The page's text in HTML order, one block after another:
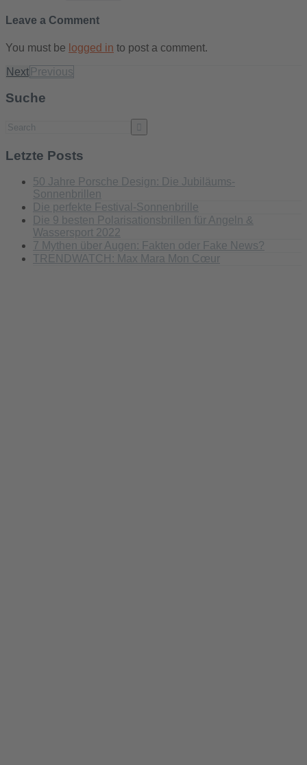
Leave a Comment
You must be logged in to post a comment.
Next Previous
Suche
Letzte Posts
50 Jahre Porsche Design: Die Jubiläums-
Sonnenbrillen
Die perfekte Festival-Sonnenbrille
Die 9 besten Polarisationsbrillen für Angeln &
Wassersport 2022
7 Mythen über Augen: Fakten oder Fake News?
TRENDWATCH: Max Mara Mon Cœur